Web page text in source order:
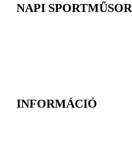
NAPI SPORTMŰSOR
INFORMÁCIÓ